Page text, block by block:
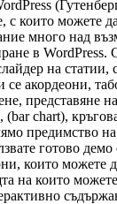
с които можете
много над
в WordPress.
на статии,
се акордеони,
представяне
(bar chart),
предимство
готово
които можете
на които можете